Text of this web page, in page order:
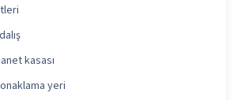
kasası
yeri